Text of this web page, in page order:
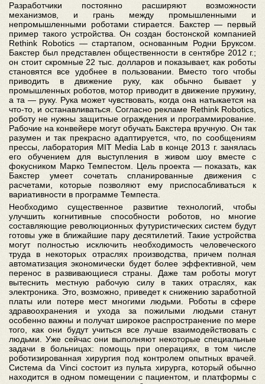
Разработчики постоянно расширяют возможности
механизмов, и грань между промышленными и
непромышленными роботами стирается. Бакстер — первый
пример такого устройства. Он создан бостонской компанией
Rethink Robotics — стартапом, основанным Родни Бруксом.
Бакстер был представлен общественности в сентябре 2012 г.;
он стоит скромные 22 тыс. долларов и показывает, как роботы
становятся все удобнее в пользовании. Вместо того чтобы
приводить в движение руку, как обычно бывает у
промышленных роботов, мотор приводит в движение пружину,
а та — руку. Рука может чувствовать, когда она натыкается на
что-то, и останавливаться. Согласно рекламе Rethink Robotics,
роботу не нужны защитные ограждения и программирование.
Рабочие на конвейере могут обучать Бакстера вручную. Он так
разумен и так прекрасно адаптируется, что, по сообщениям
прессы, лаборатория MIT Media Lab в конце 2013 г. занялась
его обучением для выступления в живом шоу вместе с
фокусником Марко Темпестом. Цель проекта — показать, как
Бакстер умеет сочетать спланированные движения с
расчетами, которые позволяют ему приспосабливаться к
вариативности в программе Темпеста.
Необходимо существенное развитие технологий, чтобы
улучшить когнитивные способности роботов, но многие
составляющие революционных футуристических систем будут
готовы уже в ближайшие пару десятилетий. Такие устройства
могут полностью исключить необходимость человеческого
труда в некоторых отраслях производства, причем полная
автоматизация экономически будет более эффективной, чем
перенос в развивающиеся страны. Даже там роботы могут
вытеснить местную рабочую силу в таких отраслях, как
электроника. Это, возможно, приведет к снижению заработной
платы или потере мест многими людьми. Роботы в сфере
здравоохранения и ухода за пожилыми людьми станут
особенно важны и получат широкое распространение по мере
того, как они будут учиться все лучше взаимодействовать с
людьми. Уже сейчас они выполняют некоторые специальные
задачи в больницах: помощь при операциях, в том числе
роботизированная хирургия под контролем опытных врачей.
Система da Vinci состоит из пульта хирурга, который обычно
находится в одном помещении с пациентом, и платформы с